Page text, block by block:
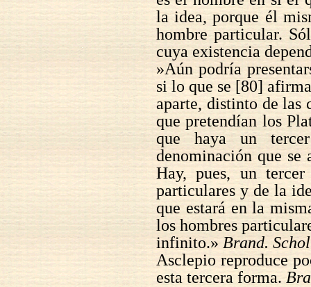
la idea, porque él
hombre particular.
cuya existencia
»Aún podría
si lo que se [80]
aparte, distinto de las
que pretendían los
que haya un
denominación que
Hay, pues, un
particulares y de la
que estará en la
los hombres
infinito.» Brand.
Asclepio reproduce
esta tercera forma.